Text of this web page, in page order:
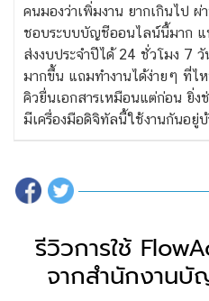
คนมองว่าเพิ่มงาน ยากเกินไป
ชอบระบบบัญชีออนไลน์นี้มาก แ
ส่งงบประจำปีได้ 24 ชั่วโมง 7
มากขึ้น แถมทำงานได้ง่ายๆ ที่ไ
คิวยื่นเอกสารเหมือนแต่ก่อน ยิ่ง
มีเครื่องมือดิจิทัลนี้ใช้งานกันอยู่บ้
รีวิวการใช้
จากสำนักงาน